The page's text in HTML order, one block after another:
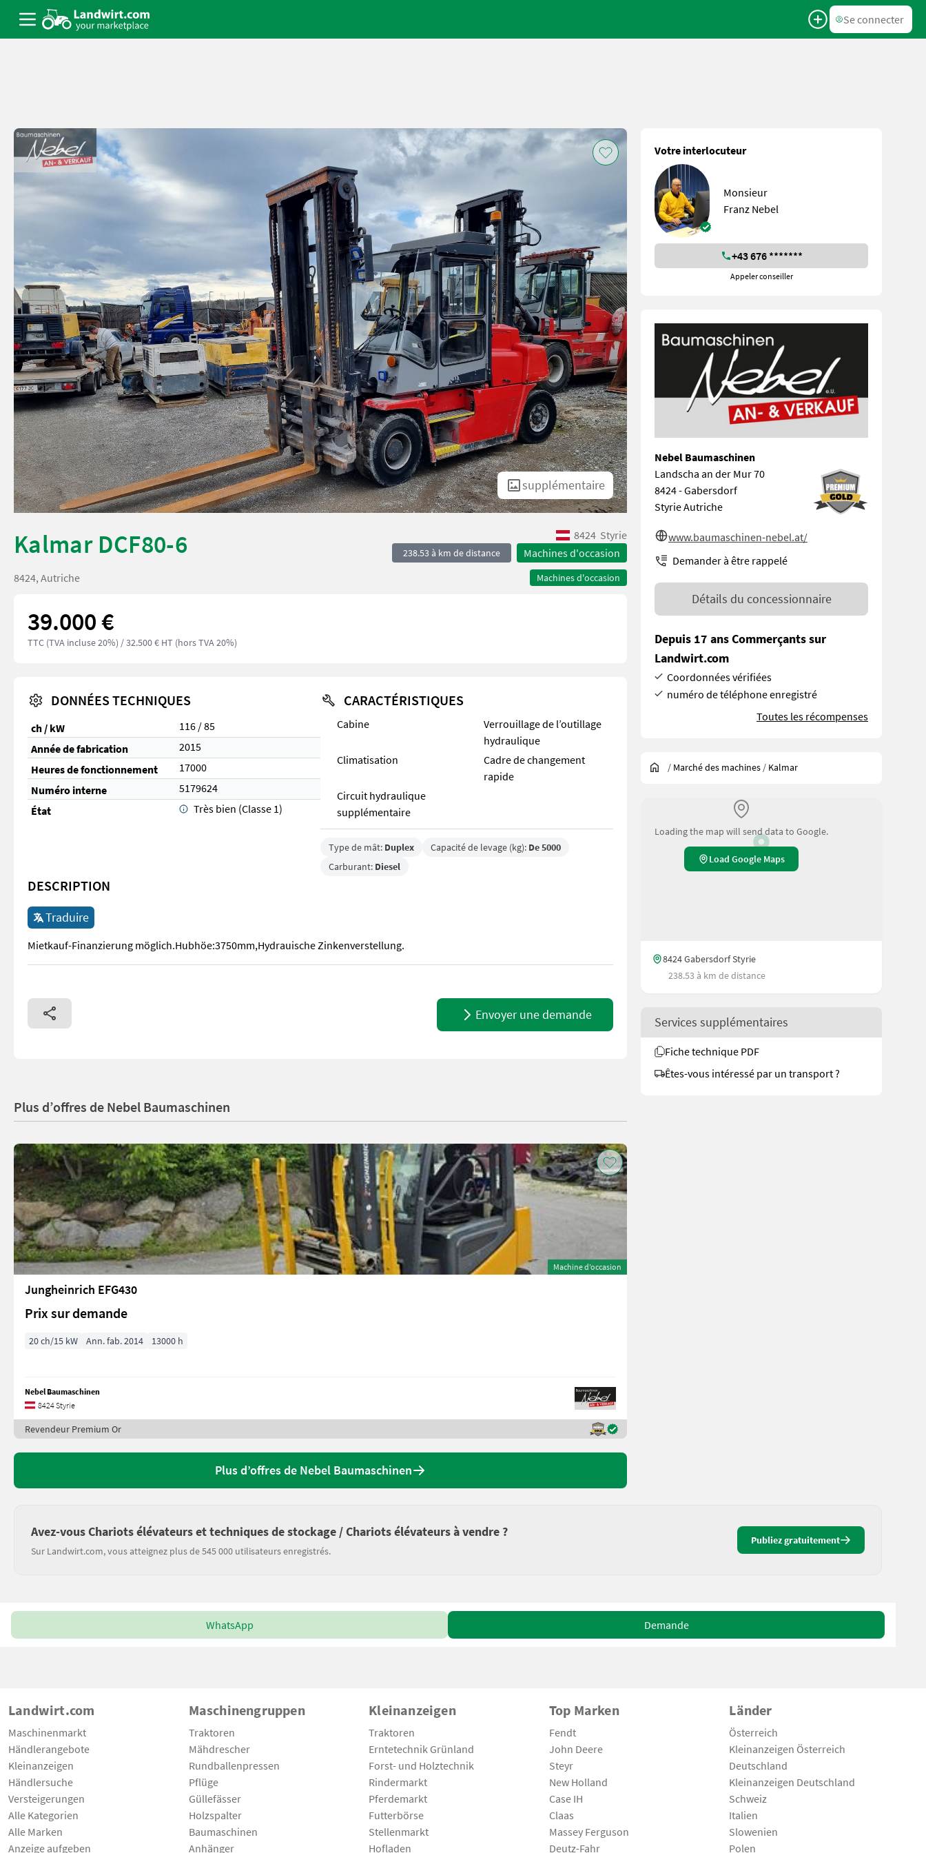
Se connecter
supplémentaire
Kalmar DCF80-6 8424 Styrie
238.53 à km de distance Machines d'occasion
Machines d'occasion
8424, Autriche
39.000 €
TTC (TVA incluse 20%) / 32.500 € HT (hors TVA 20%)
DONNÉES TECHNIQUES
ch / kW
116 / 85
Année de fabrication
2015
Heures de fonctionnement
17000
Numéro interne
5179624
État
Très bien (Classe 1)
CARACTÉRISTIQUES
Cabine
Verrouillage de l’outillage
hydraulique
Climatisation
Cadre de changement
rapide
Circuit hydraulique
supplémentaire
Type de mât: Duplex Capacité de levage (kg): De 5000
Carburant: Diesel
DESCRIPTION
Traduire
Mietkauf-Finanzierung möglich.Hubhöe:3750mm,Hydrauische Zinkenverstellung.
Mietkauf-Finanzierung möglich.Hubhöe:3750mm,Hydrauische Zinkenverstellung.
Envoyer une demande
Votre interlocuteur
Monsieur
Franz Nebel
+43 676 *******
Appeler conseiller
Nebel Baumaschinen
Landscha an der Mur 70
8424 - Gabersdorf
Styrie Autriche
www.baumaschinen-nebel.at/
Demander à être rappelé
Détails du concessionnaire
Depuis 17 ans Commerçants sur
Landwirt.com
Coordonnées vérifiées
numéro de téléphone enregistré
Toutes les récompenses
/ Marché des machines / Kalmar
Loading the map will send data to Google.
Load Google Maps
8424 Gabersdorf Styrie
238.53 à km de distance
Services supplémentaires
Fiche technique PDF
Êtes-vous intéressé par un transport ?
Plus d’offres de Nebel Baumaschinen
Machine d’occasion
Jungheinrich EFG430
Prix sur demande
20 ch/15 kW Ann. fab. 2014 13000 h
Nebel Baumaschinen
8424 Styrie
Revendeur Premium Or
Plus d’offres de Nebel Baumaschinen
Avez-vous Chariots élévateurs et techniques de stockage / Chariots élévateurs à vendre ?
Sur Landwirt.com, vous atteignez plus de 545 000 utilisateurs enregistrés.
Publiez gratuitement
WhatsApp Demande
Landwirt.com
Maschinenmarkt
Händlerangebote
Kleinanzeigen
Händlersuche
Versteigerungen
Alle Kategorien
Alle Marken
Anzeige aufgeben
Maschinengruppen
Traktoren
Mähdrescher
Rundballenpressen
Pflüge
Güllefässer
Holzspalter
Baumaschinen
Anhänger
Kleinanzeigen
Traktoren
Erntetechnik Grünland
Forst- und Holztechnik
Rindermarkt
Pferdemarkt
Futterbörse
Stellenmarkt
Hofladen
Top Marken
Fendt
John Deere
Steyr
New Holland
Case IH
Claas
Massey Ferguson
Deutz-Fahr
Länder
Österreich
Kleinanzeigen Österreich
Deutschland
Kleinanzeigen Deutschland
Schweiz
Italien
Slowenien
Polen